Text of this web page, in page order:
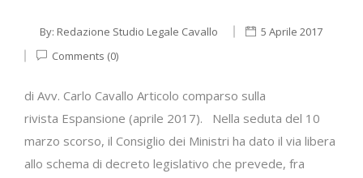
By: Redazione Studio Legale Cavallo
5 Aprile 2017
Comments (0)
di Avv. Carlo Cavallo Articolo comparso sulla
rivista Espansione (aprile 2017). Nella seduta del 10
marzo scorso, il Consiglio dei Ministri ha dato il via libera
allo schema di decreto legislativo che prevede, fra